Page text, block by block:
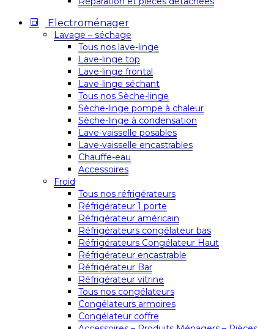
Electroménager
Lavage – séchage
Tous nos lave-linge
Lave-linge top
Lave-linge frontal
Lave-linge séchant
Tous nos Sèche-linge
Sèche-linge pompe à chaleur
Sèche-linge à condensation
Lave-vaisselle posables
Lave-vaisselle encastrables
Chauffe-eau
Accessoires
Froid
Tous nos réfrigérateurs
Réfrigérateur 1 porte
Réfrigérateur américain
Réfrigérateurs congélateur bas
Réfrigérateurs Congélateur Haut
Réfrigérateur encastrable
Réfrigérateur Bar
Réfrigérateur vitrine
Tous nos congélateurs
Congélateurs armoires
Congélateur coffre